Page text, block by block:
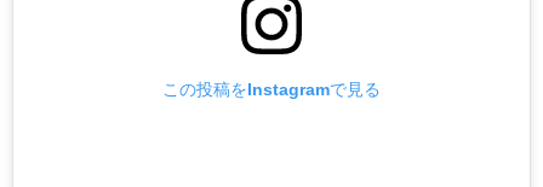
この投稿をInstagramで見る